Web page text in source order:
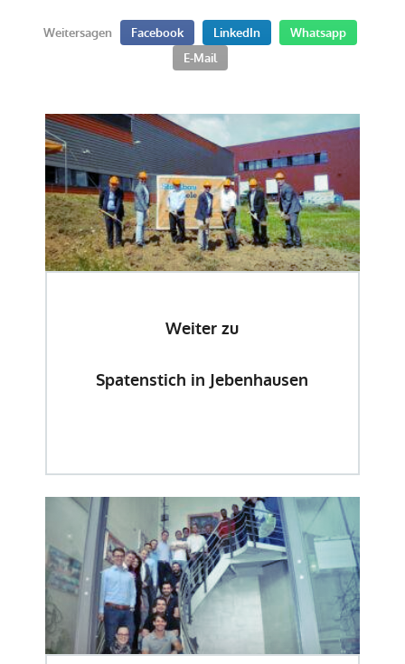
Weitersagen Facebook LinkedIn
Whatsapp
E-Mail
Weiter zu
Spatenstich in Jebenhausen